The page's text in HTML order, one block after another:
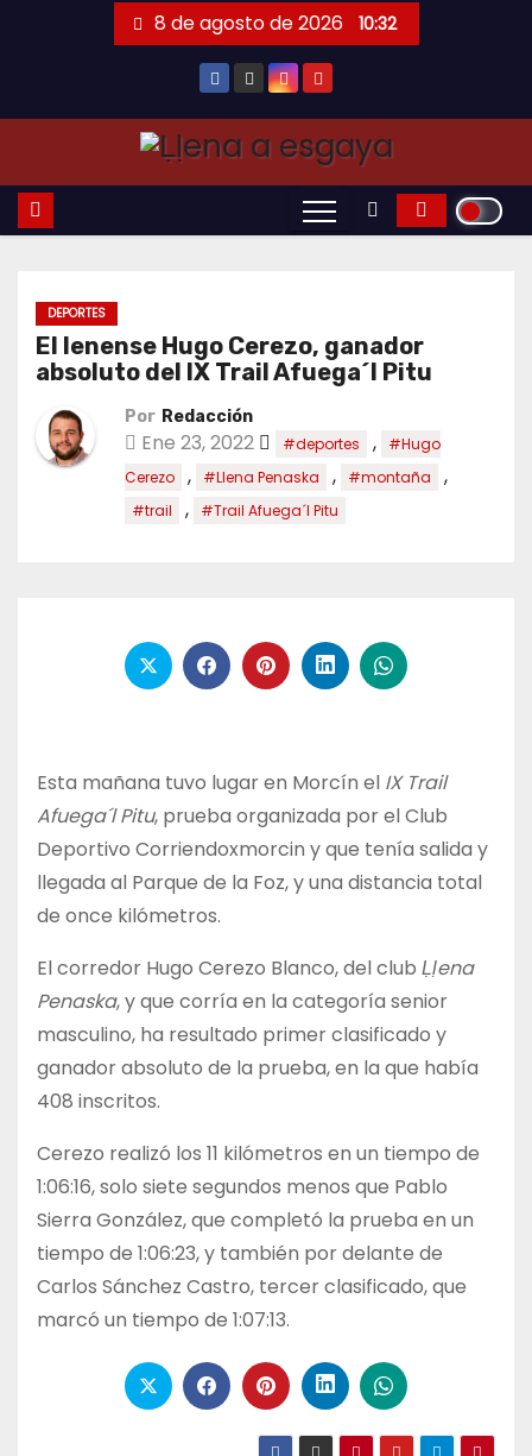
8 de agosto de 2026 10:32
DEPORTES
El lenense Hugo Cerezo, ganador
absoluto del IX Trail Afuega´l Pitu
Por Redacción
Ene 23, 2022 #deportes ,
#Hugo
Cerezo
, #Llena Penaska , #montaña ,
#trail , #Trail Afuega´l Pitu
Esta mañana tuvo lugar en Morcín el IX Trail
Afuega´l Pitu, prueba organizada por el Club
Deportivo Corriendoxmorcin y que tenía salida y
llegada al Parque de la Foz, y una distancia total
de once kilómetros.
El corredor Hugo Cerezo Blanco, del club Ḷḷena
Penaska, y que corría en la categoría senior
masculino, ha resultado primer clasificado y
ganador absoluto de la prueba, en la que había
408 inscritos.
Cerezo realizó los 11 kilómetros en un tiempo de
1:06:16, solo siete segundos menos que Pablo
Sierra González, que completó la prueba en un
tiempo de 1:06:23, y también por delante de
Carlos Sánchez Castro, tercer clasificado, que
marcó un tiempo de 1:07:13.